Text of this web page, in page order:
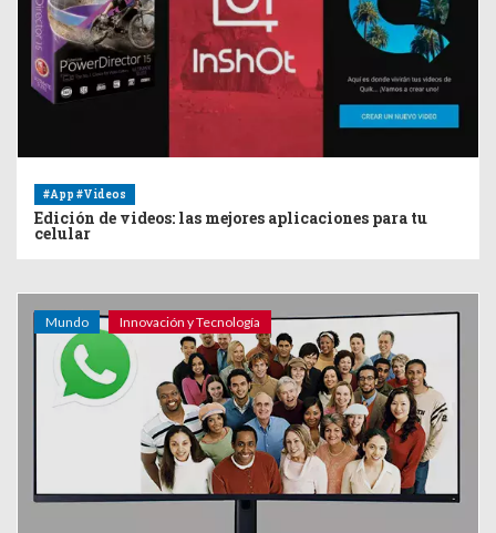
#App #Videos
Edición de videos: las mejores aplicaciones para tu
celular
Mundo Innovación y Tecnología